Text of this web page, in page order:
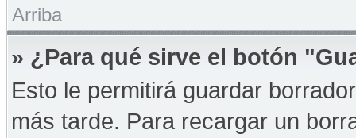
Arriba
» ¿Para qué sirve el botón
Esto le permitirá guardar
más tarde. Para recargar un